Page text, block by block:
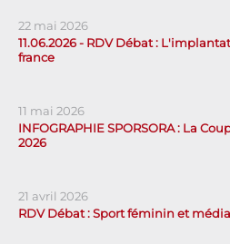
22 mai 2026
11.06.2026 - RDV Débat :
france
11 mai 2026
INFOGRAPHIE SPORSORA : La
2026
21 avril 2026
RDV Débat : Sport féminin et